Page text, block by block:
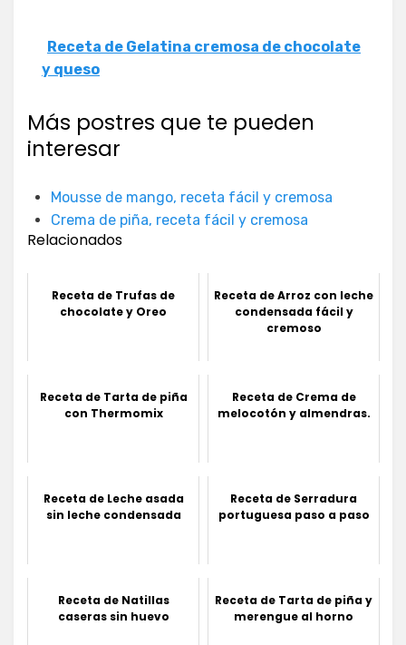
Receta de Gelatina cremosa de chocolate
y queso
Más postres que te pueden
interesar
Mousse de mango, receta fácil y cremosa
Crema de piña, receta fácil y cremosa
Relacionados
Receta de Trufas de
chocolate y Oreo
Receta de Arroz con leche
condensada fácil y
cremoso
Receta de Tarta de piña
con Thermomix
Receta de Crema de
melocotón y almendras.
Receta de Leche asada
sin leche condensada
Receta de Serradura
portuguesa paso a paso
Receta de Natillas
caseras sin huevo
Receta de Tarta de piña y
merengue al horno